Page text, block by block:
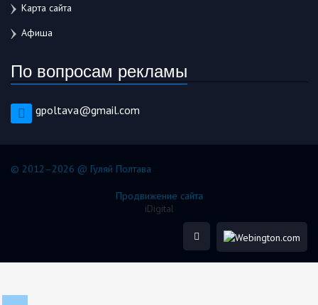
Карта сайта
Афиша
По вопросам рекламы
gpoltava@gmail.com
© 2012–2026 @ Гуляй Полтава
Продвижение сайта
iDigital